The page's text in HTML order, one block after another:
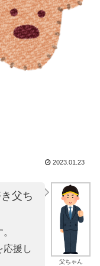
2023.01.23
父ちゃん
父ち
応援し